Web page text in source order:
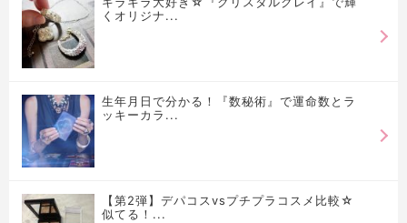
くオリジナ...
生年月日で分かる！『数秘術』で運命数とラ
ッキーカラ...
【第2弾】デパコスvsプチプラコスメ比較☆
似てる！...